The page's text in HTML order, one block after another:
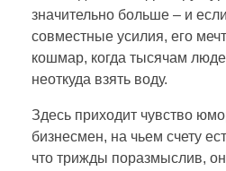
значительно больше – и
совместные усилия, его
кошмар, когда тысячам
неоткуда взять воду.
Здесь приходит чувство
бизнесмен, на чьем счету
что трижды поразмыслив,